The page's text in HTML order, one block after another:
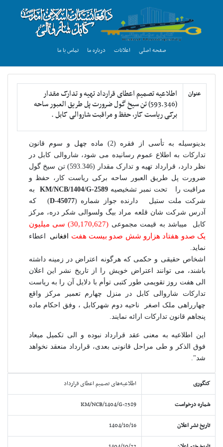
صفحه اصلی اعلانات درباره ما تماس با ما
عنوان
اطلاعیه تصمیم اعطای قرارداد تهیه و تدارک مقدار
(593.346) تن سیخ گول ضرورت پل طریق العبور ساحه
برکی ریاست کار، حفظ و مراقبت شاروالی کابل .
بدینوسیله به تأسی از فقره (2) ماده چهل و سوم قانون
تدارکات به اطلاع عموم رسانیده می شود، شاروالی کابل در
نظر دارد، قرارداد تهیه و تدارک مقدار (593.346) تن سیخ گول
ضرورت پل طریق العبور ساحه برکی ریاست کار، حفظ و
مراقبت را تحت نمبر تشخیصیهKM/NCB/1404/G-2589
به
شرکت ملت ستیل دارنده جواز شماره (D-45077
)
که
آدرس شرکت شان قلعه مراد بیگ ولسوالی شکر دره، مرکز
کابل
میباشد به قیمت مجموعی (
30,170,627) سی میلیون
یک صدو هفتاد هزارو شش صدو بیست هفت افغانی اعطاء
نماید.
اشخاص حقیقی و حکمی که هرگونه اعتراض در زمینه داشته
باشند، می توانند اعتراض خویش را از تاریخ نشر این اعلان
الی هفت روز تقویمی طور کتبی توأم با دلایل آن را به ریاست
تدارکات شاروالی کابل در منزل چهارم تعمیر مرکز واقع
چهارراهی ملک اصغر ناحیه دوم شهرکابل ، وفق احکام ماده
پنجاهم قانون تدارکات ارائه نمایند.
این اطلاعیه به معنی عقد قرارداد نبوده و الی تکمیل میعاد
فوق الذکر و طی مراحل قانونی بعدی، قرارداد منعقد نخواهد
شد".
کتگوری اطلاعیه‌های تصمیم اعطای قرارداد
شماره درخواست KM/NCB/1404/G-2589
تاریخ نشر اعلان 1404/10/16